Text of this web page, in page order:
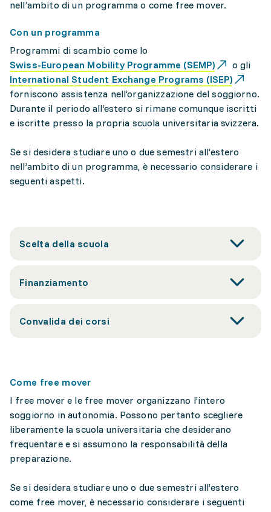
nell’ambito di un programma o come free mover.
Con un programma
Programmi di scambio come lo
Swiss-European Mobility Programme (SEMP)
o gli
International Student Exchange Programs (ISEP)
forniscono assistenza nell’organizzazione del soggiorno.
Durante il periodo all’estero si rimane comunque iscritti
e iscritte presso la propria scuola universitaria svizzera.
Se si desidera studiare uno o due semestri all’estero
nell’ambito di un programma, è necessario considerare i
seguenti aspetti.
Scelta della scuola
Finanziamento
Convalida dei corsi
Come free mover
I free mover e le free mover organizzano l’intero
soggiorno in autonomia. Possono pertanto scegliere
liberamente la scuola universitaria che desiderano
frequentare e si assumono la responsabilità della
preparazione.
Se si desidera studiare uno o due semestri all’estero
come free mover, è necessario considerare i seguenti